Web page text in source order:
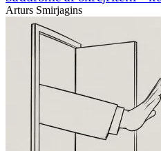
Arturs Smirjagins